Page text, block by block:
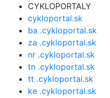
CYKLOPORTALY
cykloportal.sk
ba .cykloportal.sk
za .cykloportal.sk
nr .cykloportal.sk
tn .cykloportal.sk
tt .cykloportal.sk
ke .cykloportal.sk